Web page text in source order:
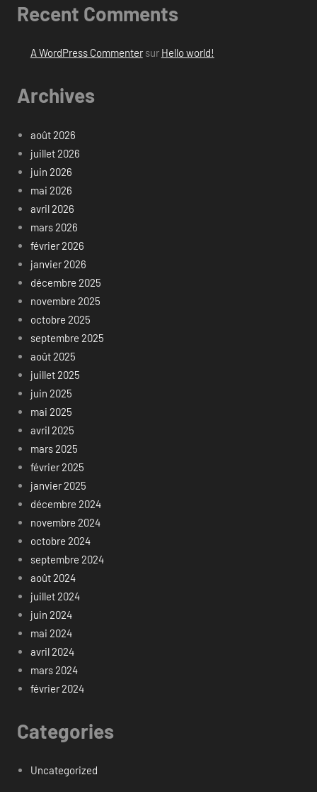
Recent Comments
A WordPress Commentersur Hello world!
Archives
août 2026
juillet 2026
juin 2026
mai 2026
avril 2026
mars 2026
février 2026
janvier 2026
décembre 2025
novembre 2025
octobre 2025
septembre 2025
août 2025
juillet 2025
juin 2025
mai 2025
avril 2025
mars 2025
février 2025
janvier 2025
décembre 2024
novembre 2024
octobre 2024
septembre 2024
août 2024
juillet 2024
juin 2024
mai 2024
avril 2024
mars 2024
février 2024
Categories
Uncategorized